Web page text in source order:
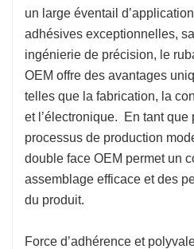
un large éventail
adhésives exceptionnelles,
ingénierie de précision, le
OEM offre des avantages
telles que la fabrication, la
et l’électronique. En tant que
processus de production
double face OEM permet un
assemblage efficace et des
du produit.
Force d’adhérence et